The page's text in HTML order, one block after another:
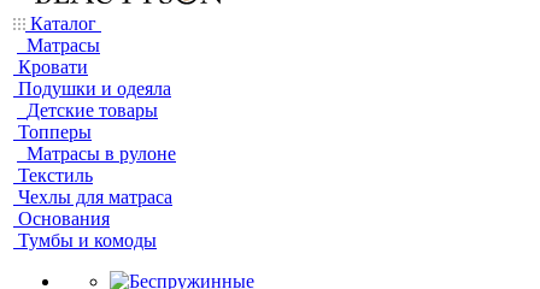
Каталог
Матрасы
Кровати
Подушки и одеяла
Детские товары
Топперы
Матрасы в рулоне
Текстиль
Чехлы для матраса
Основания
Тумбы и комоды